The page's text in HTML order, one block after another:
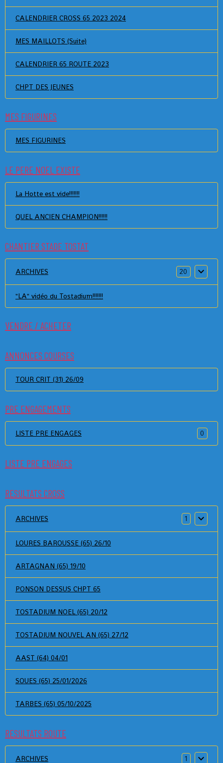
CALENDRIER CROSS 65 2023 2024
MES MAILLOTS (Suite)
CALENDRIER 65 ROUTE 2023
CHPT DES JEUNES
MES FIGURINES
MES FIGURINES
LE PERE NOEL EXISTE
La Hotte est vide!!!!!!!
QUEL ANCIEN CHAMPION!!!!!!
CHANTIER STADE TOSTAT
ARCHIVES 20
"LA" vidéo du Tostadium!!!!!!!
VENDRE / ACHETER
ANNONCES COURSES
TOUR CRIT (31) 26/09
PRE ENGAGEMENTS
LISTE PRE ENGAGES 0
LISTE PRE ENGAGES
RESULTATS CROSS
ARCHIVES 1
LOURES BAROUSSE (65) 26/10
ARTAGNAN (65) 19/10
PONSON DESSUS CHPT 65
TOSTADIUM NOEL (65) 20/12
TOSTADIUM NOUVEL AN (65) 27/12
AAST (64) 04/01
SOUES (65) 25/01/2026
TARBES (65) 05/10/2025
RESULTATS ROUTE
ARCHIVES 1